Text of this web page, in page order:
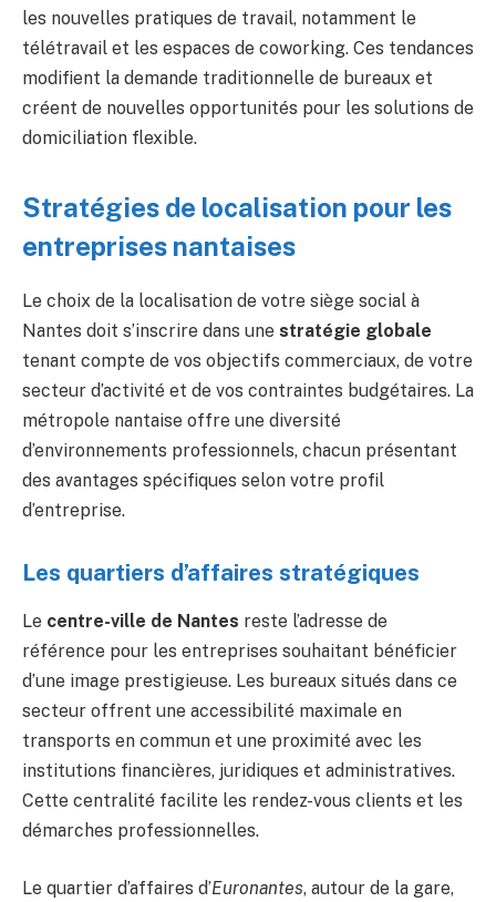
les nouvelles pratiques de travail, notamment le
télétravail et les espaces de coworking. Ces tendances
modifient la demande traditionnelle de bureaux et
créent de nouvelles opportunités pour les solutions de
domiciliation flexible.
Stratégies de localisation pour les
entreprises nantaises
Le choix de la localisation de votre siège social à
Nantes doit s’inscrire dans une stratégie globale
tenant compte de vos objectifs commerciaux, de votre
secteur d’activité et de vos contraintes budgétaires. La
métropole nantaise offre une diversité
d’environnements professionnels, chacun présentant
des avantages spécifiques selon votre profil
d’entreprise.
Les quartiers d’affaires stratégiques
Le centre-ville de Nantes reste l’adresse de
référence pour les entreprises souhaitant bénéficier
d’une image prestigieuse. Les bureaux situés dans ce
secteur offrent une accessibilité maximale en
transports en commun et une proximité avec les
institutions financières, juridiques et administratives.
Cette centralité facilite les rendez-vous clients et les
démarches professionnelles.
Le quartier d’affaires d’Euronantes, autour de la gare,